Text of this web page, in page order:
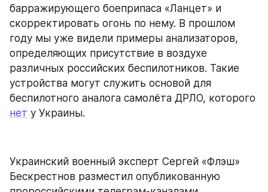
барражирующего боеприпаса «Ланцет» и
скорректировать огонь по нему. В прошлом
году мы уже видели примеры анализаторов,
определяющих присутствие в воздухе
различных российских беспилотников. Такие
устройства могут служить основой для
нет у Украины.
Украинский военный эксперт Сергей «Флэш»
Бескрестнов разместил опубликованную